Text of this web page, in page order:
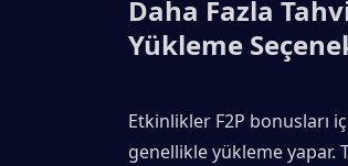
Daha Fazla
Yükleme
Etkinlikler F2P bonusları
genellikle yükleme